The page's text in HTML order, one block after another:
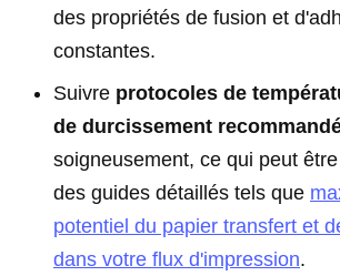
des propriétés de fusion et
constantes.
Suivre protocoles de
de durcissement
soigneusement, ce qui peut
des guides détaillés tels que
potentiel du papier transfert et
dans votre flux d'impression.